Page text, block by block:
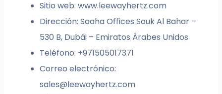
Sitio web: www.leewayhertz.com
Dirección: Saaha Offices Souk Al Bahar –
530 B, Dubái – Emiratos Árabes Unidos
Teléfono: +971505017371
Correo electrónico:
sales@leewayhertz.com